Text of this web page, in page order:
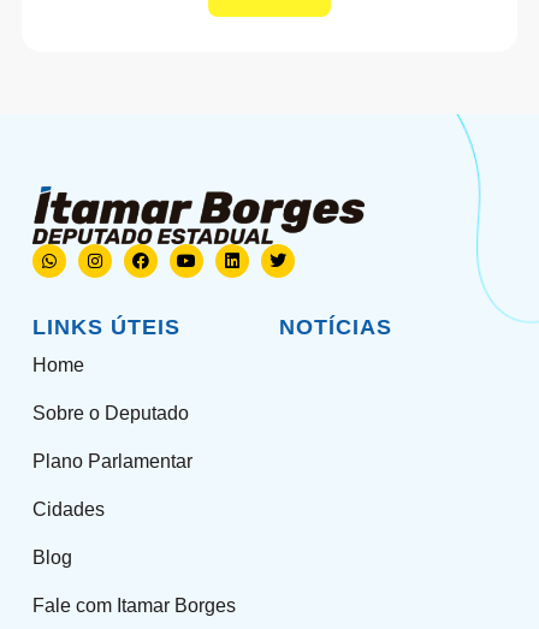
LINKS ÚTEIS
Home
Sobre o Deputado
Plano Parlamentar
Cidades
Blog
Fale com Itamar Borges
NOTÍCIAS